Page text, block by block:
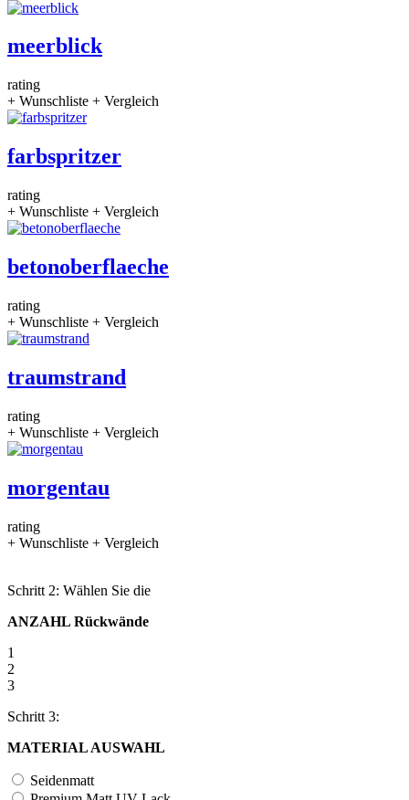
meerblick
rating
+ Wunschliste + Vergleich
farbspritzer
rating
+ Wunschliste + Vergleich
betonoberflaeche
rating
+ Wunschliste + Vergleich
traumstrand
rating
+ Wunschliste + Vergleich
morgentau
rating
+ Wunschliste + Vergleich
Schritt 2: Wählen Sie die
ANZAHL Rückwände
1
2
3
Schritt 3:
MATERIAL AUSWAHL
Seidenmatt